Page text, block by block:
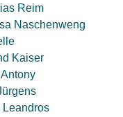
Reim
Naschenweng
Kaiser
Leandros